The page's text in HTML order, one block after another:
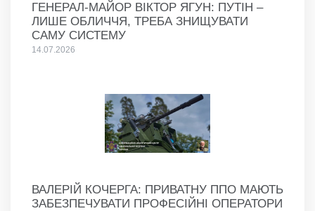
ГЕНЕРАЛ-МАЙОР ВІКТОР ЯГУН: ПУТІН –
ЛИШЕ ОБЛИЧЧЯ, ТРЕБА ЗНИЩУВАТИ
САМУ СИСТЕМУ
14.07.2026
ВАЛЕРІЙ КОЧЕРГА: ПРИВАТНУ ППО МАЮТЬ
ЗАБЕЗПЕЧУВАТИ ПРОФЕСІЙНІ ОПЕРАТОРИ